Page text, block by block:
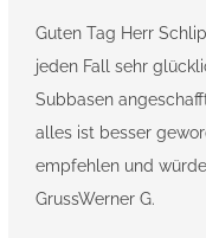
Guten Tag Herr
jeden Fall sehr
Subbasen
alles ist besser
empfehlen und
GrussWerner G.